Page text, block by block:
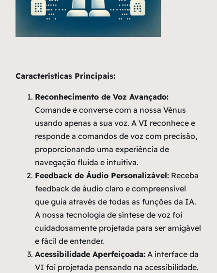
Características Principais:
Reconhecimento de Voz Avançado:
Comande e converse com a nossa Vénus
usando apenas a sua voz. A VI reconhece e
responde a comandos de voz com precisão,
proporcionando uma experiência de
navegação fluida e intuitiva.
Feedback de Áudio Personalizável: Receba
feedback de áudio claro e compreensível
que guia através de todas as funções da IA.
A nossa tecnologia de síntese de voz foi
cuidadosamente projetada para ser amigável
e fácil de entender.
Acessibilidade Aperfeiçoada: A interface da
VI foi projetada pensando na acessibilidade.